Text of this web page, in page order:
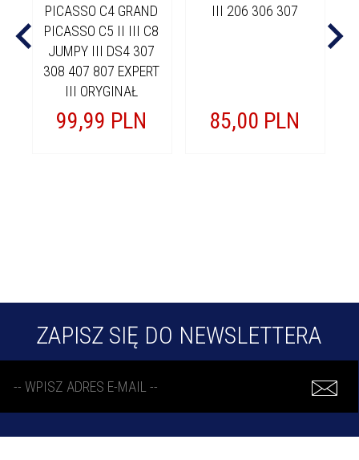
PICASSO C4 GRAND
PICASSO C5 II III C8
JUMPY III DS4 307
308 407 807 EXPERT
III ORYGINAŁ
99,99 PLN
III 206 306 307
85,00 PLN
ZAPISZ SIĘ DO NEWSLETTERA